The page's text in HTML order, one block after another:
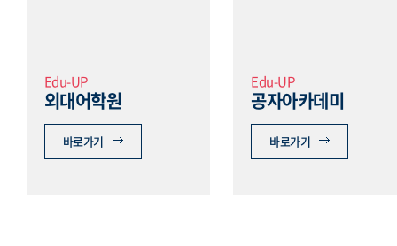
Edu-UP
외대어학원
바로가기
Edu-UP
공자아카데미
바로가기